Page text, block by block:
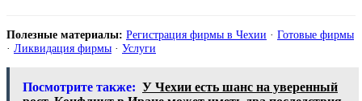
Полезные материалы: Регистрация фирмы в Чехии · Готовые фирмы
· Ликвидация фирмы · Услуги
Посмотрите также: У Чехии есть шанс на уверенный